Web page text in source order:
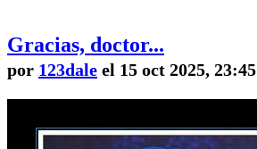
Gracias, doctor...
por 123dale el 15 oct 2025, 23:45